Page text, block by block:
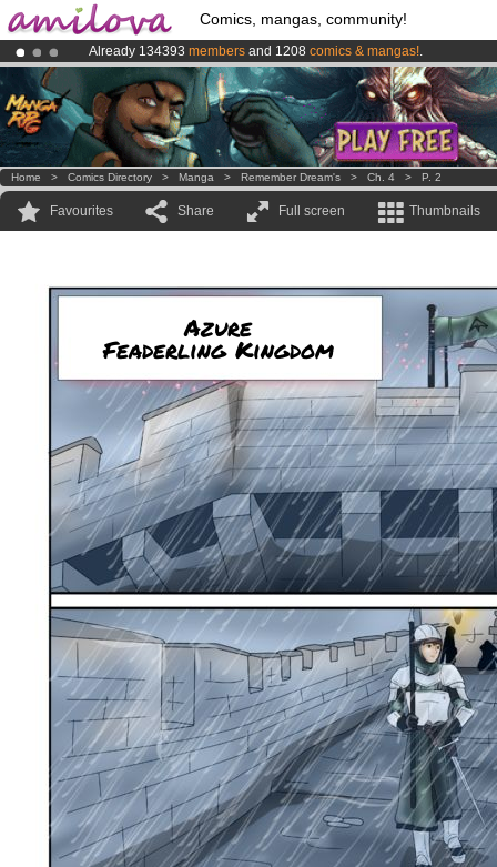
Comics, mangas, community!
Already 134393 members and 1208 comics & mangas!.
AmilovaKickstarter is now LIVE!.
Premium membership from3.95 euros per month !Get membership
Home > Comics Directory > Manga > Remember Dream's > Ch. 4 > P. 2
Favourites Share Full screen Thumbnails
Azure
Feaderling Kingdom